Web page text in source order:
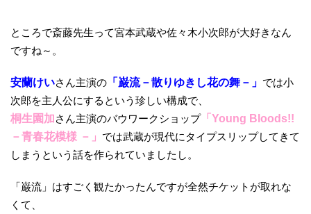
ところで斎藤先生って宮本武蔵や佐々木小次郎が大好きなん
ですね～。
安蘭けいさん主演の 「巌流－散りゆきし花の舞－」 では小
次郎を主人公にするという珍しい構成で、
桐生園加さん主演のバウワークショップ「Young Bloods!!
－青春花模様 －」 では武蔵が現代にタイプスリップしてきて
しまうという話を作られていましたし。
「巌流」はすごく観たかったんですが全然チケットが取れな
くて、